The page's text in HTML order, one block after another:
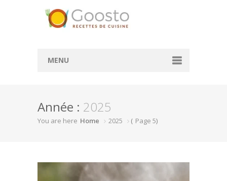
MENU
Convertisseur de mesure
Convertisseur cl en g
Rechercher des recettes
Année : 2025
You are here Home 2025 ( Page 5)